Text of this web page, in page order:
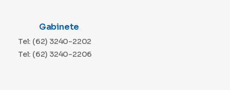
Gabinete
Tel: (62) 3240-2202
Tel: (62) 3240-2206